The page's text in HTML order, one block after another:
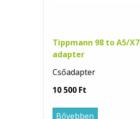
Tippmann 98 to A5/X7
adapter
Csőadapter
10 500 Ft
Bővebben